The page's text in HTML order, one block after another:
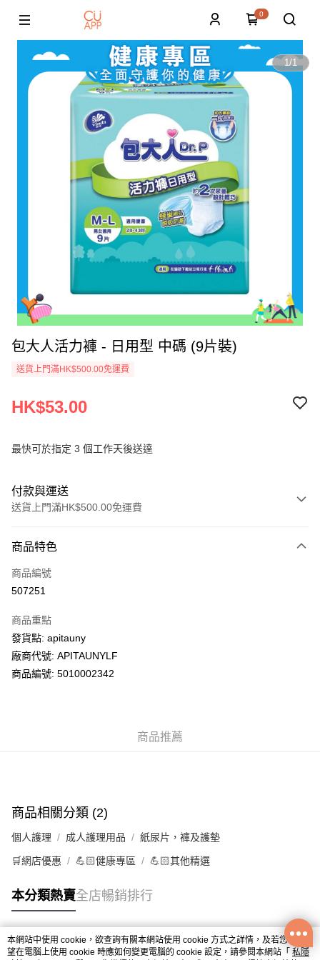
0
1/1
包大人活力褲 - 日用型 中碼 (9片裝)
送貨上門滿HK$500.00免運費
HK$53.00
最快可於指定 3 個工作天後送達
付款與運送
送貨上門滿HK$500.00免運費
信用卡
AlipayHK
WeChat Pay
送貨方式
每筆HK$50.00，滿HK$200.00或以上免運費
UNY 門市自取
商品特色
商品編號
507251
商品重點
發貨點: apitauny
廠商代號: APITAUNYLF
商品編號: 5010002342
商品推薦
商品相關分類 (2)
個人護理 成人護理用品 紙尿片，褲及護墊
🛒網店優惠 💪🏻健康專區 💪🏻其他精選
本分類熱賣全店暢銷排行
熱門標籤
本網站中使用 cookie，欲查詢有關本網站使用 cookie 方式之詳情，及若您不希
望在電腦上使用 cookie 時應如何變更電腦的 cookie 設定，請參閱本網站「 私隱